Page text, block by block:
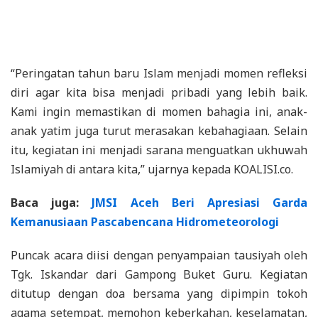
“Peringatan tahun baru Islam menjadi momen refleksi
diri agar kita bisa menjadi pribadi yang lebih baik.
Kami ingin memastikan di momen bahagia ini, anak-
anak yatim juga turut merasakan kebahagiaan. Selain
itu, kegiatan ini menjadi sarana menguatkan ukhuwah
Islamiyah di antara kita,” ujarnya kepada KOALISI.co.
Baca juga: JMSI Aceh Beri Apresiasi Garda
Kemanusiaan Pascabencana Hidrometeorologi
Puncak acara diisi dengan penyampaian tausiyah oleh
Tgk. Iskandar dari Gampong Buket Guru. Kegiatan
ditutup dengan doa bersama yang dipimpin tokoh
agama setempat, memohon keberkahan, keselamatan,